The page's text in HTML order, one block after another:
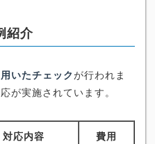
紹介
いたチェックが行われま
が実施されています。
対応内容 費用